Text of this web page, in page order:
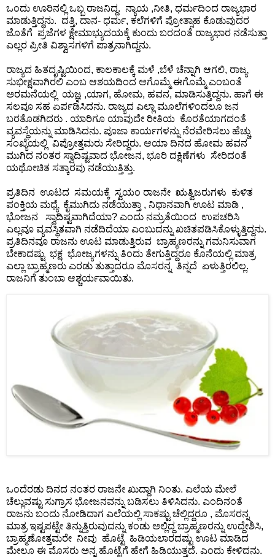
r
e
🏠 Home
🏛 City Connect
🌄 Travel
🏃 Health
🛒 Shopping
💡 Inspire
🙏 Culture
🧑 Jobs
📸 Gallery
📞 Contact
e
s
🎤 Live News
F
c
e
b
o
o
k
n
s
t
a
g
r
a
t
t
e
r
Faceboo
k
WhatsAp
p
Telegram
LinkedIn
Pinterest
Reddit
✉ E-Mail
ಒಂದು ಊರಿನಲ್ಲಿ ಒಬ್ಬ ರಾಜನಿದ್ದ. ನ್ಯಾಯ ,ನೀತಿ, ಧರ್ಮದಿಂದ ರಾಜ್ಯಭಾರ
ಮಾಡುತ್ತಿದ್ದನು. ದತ್ತಿ, ದಾನ- ಧರ್ಮ, ಕಲೆಗಳಿಗೆ ಪ್ರೋತ್ಸಾಹ ಕೊಡುವುದರ
ಜೊತೆಗೆ ಪ್ರಜೆಗಳ ಕ್ಷೇಮಾಭ್ಯುದಯಕ್ಕೆ ಕುಂದು ಬರದಂತೆ ರಾಜ್ಯಭಾರ ನಡೆಸುತ್ತಾ
ಎಲ್ಲರ ಪ್ರೀತಿ ವಿಶ್ವಾಸಗಳಿಗೆ ಪಾತ್ರನಾಗಿದ್ದನು.
ರಾಜ್ಯದ ಹಿತದೃಷ್ಟಿಯಿಂದ, ಕಾಲಕಾಲಕ್ಕೆ ಮಳೆ ,ಬೆಳೆ ಚೆನ್ನಾಗಿ ಆಗಲಿ, ರಾಜ್ಯ
ಸುಭೀಕ್ಷವಾಗಿರಲಿ ಎಂಬ ಆಶಯದಿಂದ ಆಗೊಮ್ಮೆ ಈಗೊಮ್ಮೆ ಎಂಬಂತೆ
ಅರಮನೆಯಲ್ಲಿ ಯಜ್ಞ ,ಯಾಗ, ಹೋಮ, ಹವನ, ಮಾಡಿಸುತ್ತಿದ್ದನು. ಹಾಗೆ ಈ
ಸಲವೂ ಸಹ ಏರ್ಪಡಿಸಿದನು. ರಾಜ್ಯದ ಎಲ್ಲಾ ಮೂಲೆಗಳಿಂದಲೂ ಜನ
ಬರತೊಡಗಿದರು . ಯಾರಿಗೂ ಯಾವುದೇ ರೀತಿಯ ಕೊರತೆಯಾಗದಂತೆ
ವ್ಯವಸ್ಥೆಯನ್ನು ಮಾಡಿಸಿದನು. ಪೂಜಾ ಕಾರ್ಯಗಳನ್ನು ನೆರವೇರಿಸಲು ಹೆಚ್ಚು
ಸಂಖ್ಯೆಯಲ್ಲಿ ವಿಪ್ರೋತ್ತಮರು ಸೇರಿದ್ದರು. ಆಯಾ ದಿನದ ಹೋಮ ಹವನ
ಮುಗಿದ ನಂತರ ಸ್ವಾದಿಷ್ಟವಾದ ಭೋಜನ, ಭೂರಿ ದಕ್ಷಿಣೆಗಳು ಸೇರಿದಂತೆ
ಯಥೋಚಿತ ಸತ್ಕಾರವು ನಡೆಯುತ್ತಿತ್ತು.
ಪ್ರತಿದಿನ ಊಟದ ಸಮಯಕ್ಕೆ ಸ್ವಯಂ ರಾಜನೇ ಋತ್ವಿಜರುಗಳು ಕುಳಿತ
ಪಂಕ್ತಿಯ ಮಧ್ಯೆ ಕೈಮುಗಿದು ನಡೆಯುತ್ತಾ , ನಿಧಾನವಾಗಿ ಊಟ ಮಾಡಿ ,
ಭೋಜನ ಸ್ವಾದಿಷ್ಟವಾಗಿದೆಯಾ? ಎಂದು ನಮ್ರತೆಯಿಂದ ಉಪಚರಿಸಿ
ಎಲ್ಲವೂ ವ್ಯವಸ್ಥಿತವಾಗಿ ನಡೆದಿದೆಯಾ ಎಂಬುದನ್ನು ಖಚಿತಪಡಿಸಿಕೊಳ್ಳುತ್ತಿದ್ದನು.
ಪ್ರತಿದಿನವೂ ರಾಜನು ಊಟ ಮಾಡುತ್ತಿರುವ ಬ್ರಾಹ್ಮಣರನ್ನು ಗಮನಿಸುವಾಗ
ಬೇಕಾದಷ್ಟು ಭಕ್ಷ ಭೋಜ್ಯಗಳನ್ನು ತಿಂದು ತೇಗುತ್ತಿದ್ದರೂ ಕೊನೆಯಲ್ಲಿ ಮಾತ್ರ
ಎಲ್ಲಾ ಬ್ರಾಹ್ಮಣರು ಎರಡು ತುತ್ತಾದರೂ ಮೊಸರನ್ನ ತಿನ್ನದೆ ಏಳುತ್ತಿರಲಿಲ್ಲ.
ರಾಜನಿಗೆ ತುಂಬಾ ಆಶ್ಚರ್ಯವಾಯಿತು.
ಒಂದೆರಡು ದಿನದ ನಂತರ ರಾಜನೇ ಖುದ್ದಾಗಿ ನಿಂತು. ಎಲೆಯ ಮೇಲೆ
ಚೆಲ್ಲುವಷ್ಟು ಸುಗ್ರಾಸ ಭೋಜನವನ್ನು ಬಡಿಸಲು ತಿಳಿಸಿದನು. ಎಂದಿನಂತೆ
ರಾಜನು ಬಂದು ನೋಡಿದಾಗ ಎಲೆಯಲ್ಲಿ ಸಾಕಷ್ಟು ಚೆಲ್ಲಿದ್ದರೂ , ಮೊಸರನ್ನ
ಮಾತ್ರ ಇಷ್ಟಪಟ್ಟೇ ತಿನ್ನುತ್ತಿರುವುದನ್ನು ಕಂಡು ಅಲ್ಲಿದ್ದ ಬ್ರಾಹ್ಮಣರನ್ನು ಉದ್ದೇಶಿಸಿ,
ಬ್ರಾಹ್ಮಣೋತ್ತಮರೇ ನೀವು ಹೊಟ್ಟೆ ಹಿಡಿಯಲಾರದಷ್ಟು ಊಟ ಮಾಡಿದ
ಮೇಲೂ ಈ ಮೊಸರು ಅನ್ನ ಹೊಟ್ಟೆಗೆ ಹೇಗೆ ಹಿಡಿಯುತ್ತದೆ. ಎಂದು ಕೇಳಿದನು.